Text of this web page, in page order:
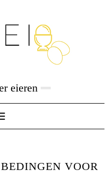
eieren
VOOR